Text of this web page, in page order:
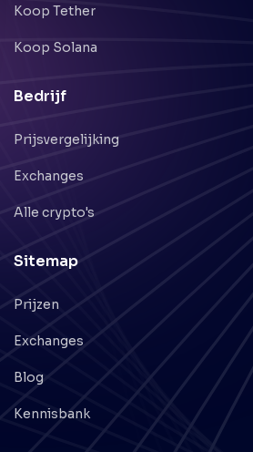
Koop Tether
Koop Solana
Bedrijf
Prijsvergelijking
Exchanges
Alle crypto's
Sitemap
Prijzen
Exchanges
Blog
Kennisbank